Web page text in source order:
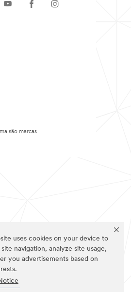
uses cookies on your device to
navigation, analyze site usage,
you advertisements based on
são marcas